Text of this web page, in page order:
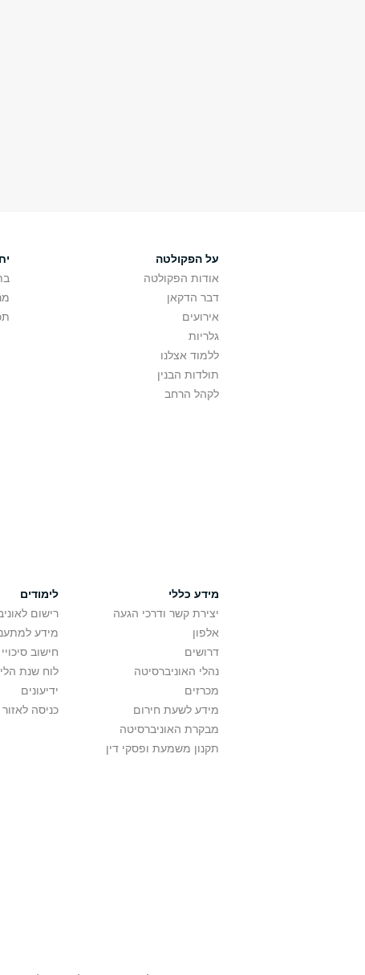
על הפקולטה
אודות הפקולטה
דבר הדקאן
אירועים
גלריות
ללמוד אצלנו
תולדות הבנין
לקהל הרחב
מידע כללי
יצירת קשר ודרכי הגעה
אלפון
דרושים
נהלי האוניברסיטה
מכרזים
מידע לשעת חירום
מבקרת האוניברסיטה
תקנון משמעת ופסקי דין
לימודים
רישום
מידע
חישוב
לוח שנת
ידיעונים
כניסה